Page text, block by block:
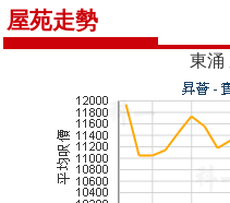
屋苑走勢
東涌